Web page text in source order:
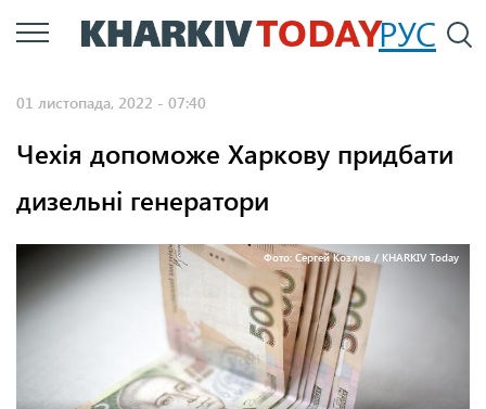
Перейти
до
РУС
01 листопада, 2022 - 07:40
Чехія допоможе Харкову придбати
дизельні генератори
Фото: Сергей Козлов / KHARKIV Today